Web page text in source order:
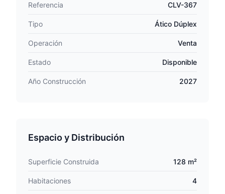
Referencia CLV-367
Tipo Ático Dúplex
Operación Venta
Estado Disponible
Año Construcción 2027
Espacio y Distribución
Superficie Construida 128 m²
Habitaciones 4